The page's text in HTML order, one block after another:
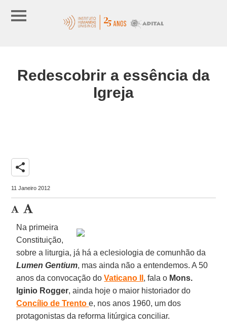
Redescobrir a essência da
Igreja
share
11 Janeiro 2012
Na primeira
Constituição,
sobre a liturgia, já há a eclesiologia de comunhão da
Lumen Gentium, mas ainda não a entendemos. A 50
anos da convocação doVaticano II , fala o Mons.
Iginio Rogger, ainda hoje o maior historiador do
Concílio de Trentoe, nos anos 1960, um dos
protagonistas da reforma litúrgica conciliar.